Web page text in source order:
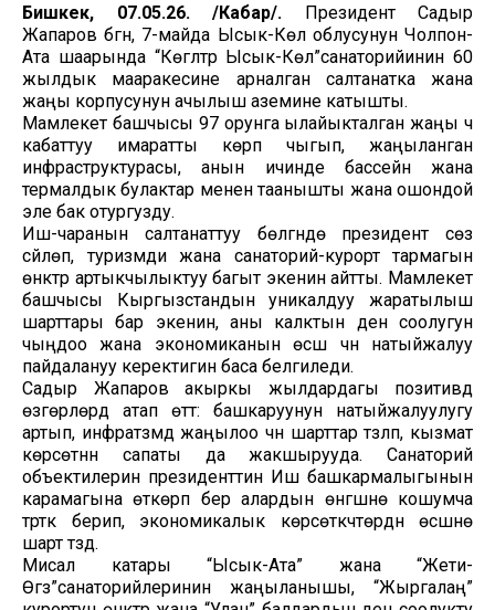
Бишкек, 07.05.26. /Кабар/. Президент Садыр
Жапаров бүгүн, 7-майда Ысык-Көл облусунун Чолпон-
Ата шаарында “Көгүлтүр Ысык-Көл”санаторийинин 60
жылдык мааракесине арналган салтанатка жана
жаңы корпусунун ачылыш аземине катышты.
Мамлекет башчысы 97 орунга ылайыкталган жаңы үч
кабаттуу имаратты көрүп чыгып, жаңыланган
инфраструктурасы, анын ичинде бассейн жана
термалдык булактар менен таанышты жана ошондой
эле бак отургузду.
Иш-чаранын салтанаттуу бөлүгүндө президент сөз
сүйлөп, туризмди жана санаторий-курорт тармагын
өнүктүрүү артыкчылыктуу багыт экенин айтты. Мамлекет
башчысы Кыргызстандын уникалдуу жаратылыш
шарттары бар экенин, аны калктын ден соолугун
чыңдоо жана экономиканын өсүшү үчүн натыйжалуу
пайдалануу керектигин баса белгиледи.
Садыр Жапаров акыркы жылдардагы позитивдүү
өзгөрүүлөрдү атап өттү: башкаруунун натыйжалуулугу
артып, инфратүзүмдү жаңылоо үчүн шарттар түзүлүп, кызмат
көрсөтүүнүн сапаты да жакшырууда. Санаторий
объектилерин президенттин Иш башкармалыгынын
карамагына өткөрүп берүү алардын өнүгүшүнө кошумча
түрткү берип, экономикалык көрсөткүчтөрдүн өсүшүнө
шарт түздү.
Мисал катары “Ысык-Ата” жана “Жети-
Өгүз”санаторийлеринин жаңыланышы, “Жыргалаң”